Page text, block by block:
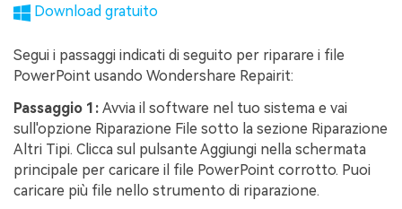
Download gratuito
Segui i passaggi indicati di seguito per riparare i file
PowerPoint usando Wondershare Repairit:
Passaggio 1: Avvia il software nel tuo sistema e vai
sull'opzione Riparazione File sotto la sezione Riparazione
Altri Tipi. Clicca sul pulsante Aggiungi nella schermata
principale per caricare il file PowerPoint corrotto. Puoi
caricare più file nello strumento di riparazione.